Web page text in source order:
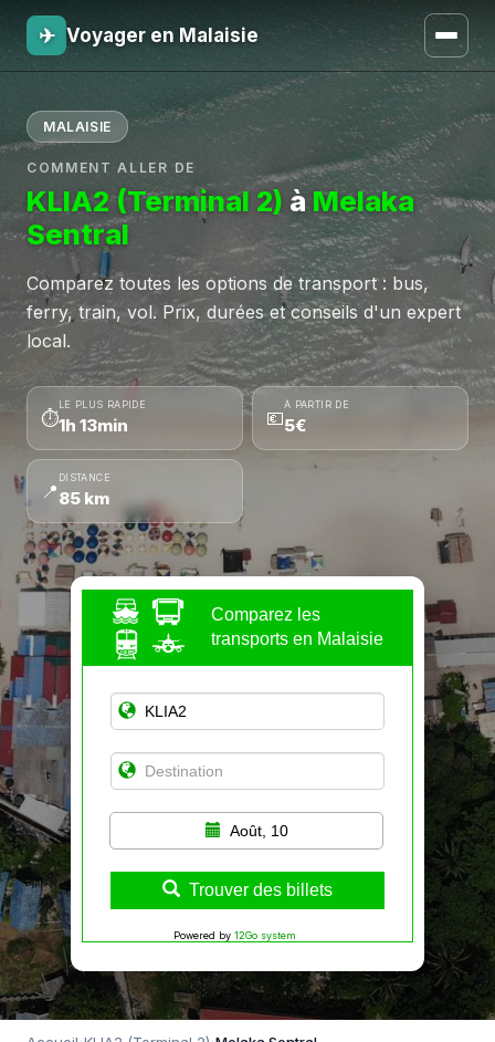
✈ Voyager en Malaisie
MALAISIE
COMMENT ALLER DE
KLIA2 (Terminal 2) àMelaka
Sentral
Comparez toutes les options de transport : bus,
ferry, train, vol. Prix, durées et conseils d'un expert
local.
⏱
LE PLUS RAPIDE
1h 13min 💶
À PARTIR DE
5€
📍
DISTANCE
85 km
Comparez les
transports en Malaisie
Août, 10
Trouver des billets
Powered by 12Go system